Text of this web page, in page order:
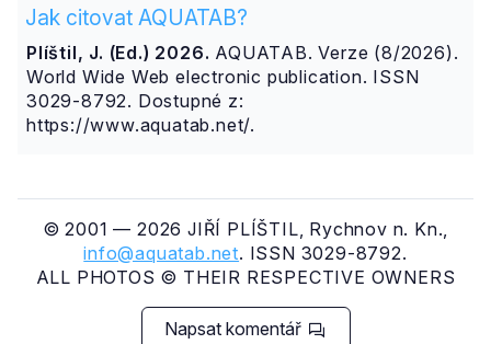
Jak citovat AQUATAB?
Plíštil, J. (Ed.) 2026. AQUATAB. Verze (8/2026).
World Wide Web electronic publication. ISSN
3029-8792. Dostupné z:
https://www.aquatab.net/.
© 2001 — 2026 JIŘÍ PLÍŠTIL, Rychnov n. Kn.,
info@aquatab.net. ISSN 3029-8792.
ALL PHOTOS © THEIR RESPECTIVE OWNERS
Napsat komentář